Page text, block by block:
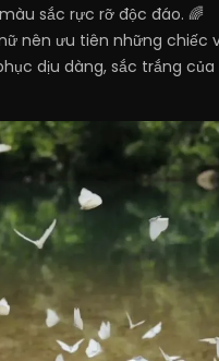
sắc rực rỡ độc đáo. 🌈
nên ưu tiên những chiếc
dịu dàng, sắc trắng